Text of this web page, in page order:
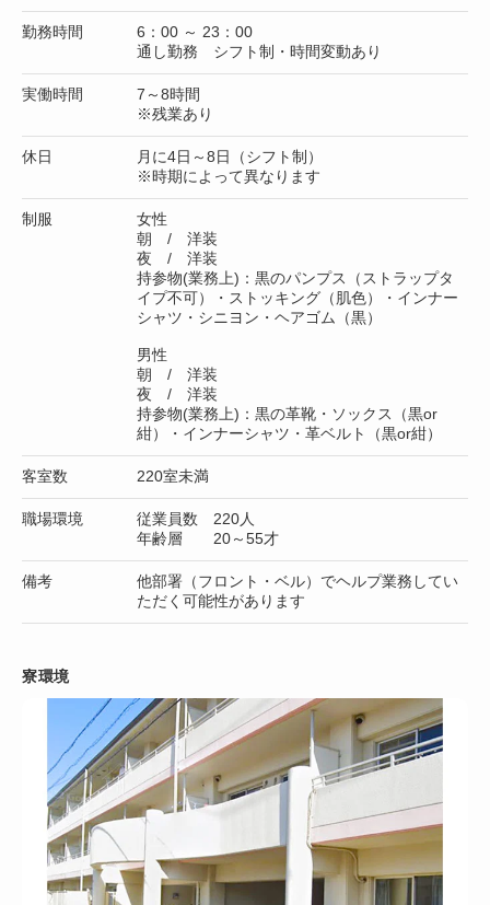
勤務時間
6：00 ～ 23：00
通し勤務 シフト制・時間変動あり
実働時間
7～8時間
※残業あり
休日
月に4日～8日（シフト制）
※時期によって異なります
制服
女性
朝 / 洋装
夜 / 洋装
持参物(業務上)：黒のパンプス（ストラップタ
イプ不可）・ストッキング（肌色）・インナー
シャツ・シニヨン・ヘアゴム（黒）
男性
朝 / 洋装
夜 / 洋装
持参物(業務上)：黒の革靴・ソックス（黒or
紺）・インナーシャツ・革ベルト（黒or紺）
客室数 220室未満
職場環境
従業員数 220人
年齢層 20～55才
備考
他部署（フロント・ベル）でヘルプ業務してい
ただく可能性があります
寮環境